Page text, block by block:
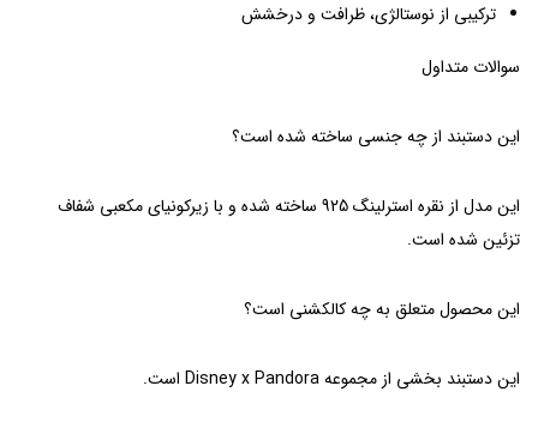
ترکیبی از نوستالژی، ظرافت و درخشش
سوالات متداول
این دستبند از چه جنسی ساخته شده است؟
این مدل از نقره استرلینگ 925 ساخته شده و با زیرکونیای مکعبی شفاف
تزئین شده است.
این محصول متعلق به چه کالکشنی است؟
این دستبند بخشی از مجموعه Disney x Pandora است.